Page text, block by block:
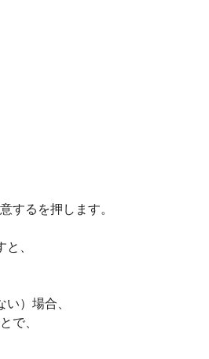
るを押します。
、
）場合、
で、